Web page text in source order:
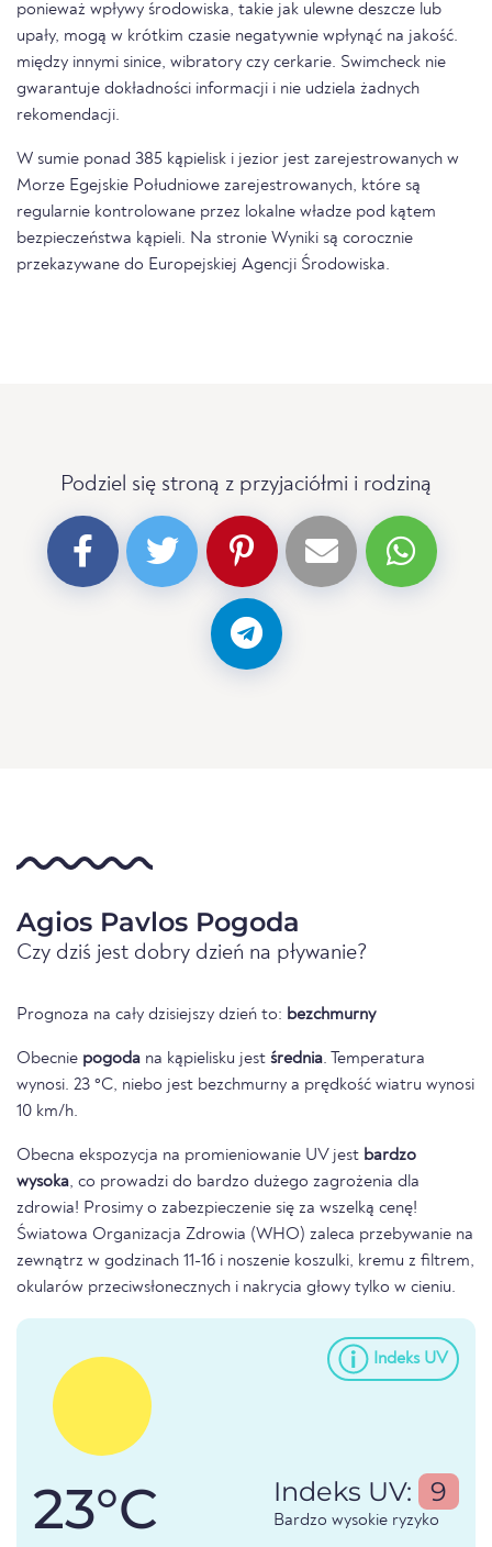
ponieważ wpływy środowiska, takie jak ulewne deszcze lub
upały, mogą w krótkim czasie negatywnie wpłynąć na jakość.
między innymi sinice, wibratory czy cerkarie. Swimcheck nie
gwarantuje dokładności informacji i nie udziela żadnych
rekomendacji.
W sumie ponad 385 kąpielisk i jezior jest zarejestrowanych w
Morze Egejskie Południowe zarejestrowanych, które są
regularnie kontrolowane przez lokalne władze pod kątem
bezpieczeństwa kąpieli. Na stronie Wyniki są corocznie
przekazywane do Europejskiej Agencji Środowiska.
Podziel się stroną z przyjaciółmi i rodziną
Agios Pavlos Pogoda
Czy dziś jest dobry dzień na pływanie?
Prognoza na cały dzisiejszy dzień to: bezchmurny
Obecnie pogoda na kąpielisku jest średnia. Temperatura
wynosi. 23 °C, niebo jest bezchmurny a prędkość wiatru wynosi
10 km/h.
Obecna ekspozycja na promieniowanie UV jest bardzo
wysoka, co prowadzi do bardzo dużego zagrożenia dla
zdrowia! Prosimy o zabezpieczenie się za wszelką cenę!
Światowa Organizacja Zdrowia (WHO) zaleca przebywanie na
zewnątrz w godzinach 11-16 i noszenie koszulki, kremu z filtrem,
okularów przeciwsłonecznych i nakrycia głowy tylko w cieniu.
Indeks UV
23°C Indeks UV: 9
Bardzo wysokie ryzyko